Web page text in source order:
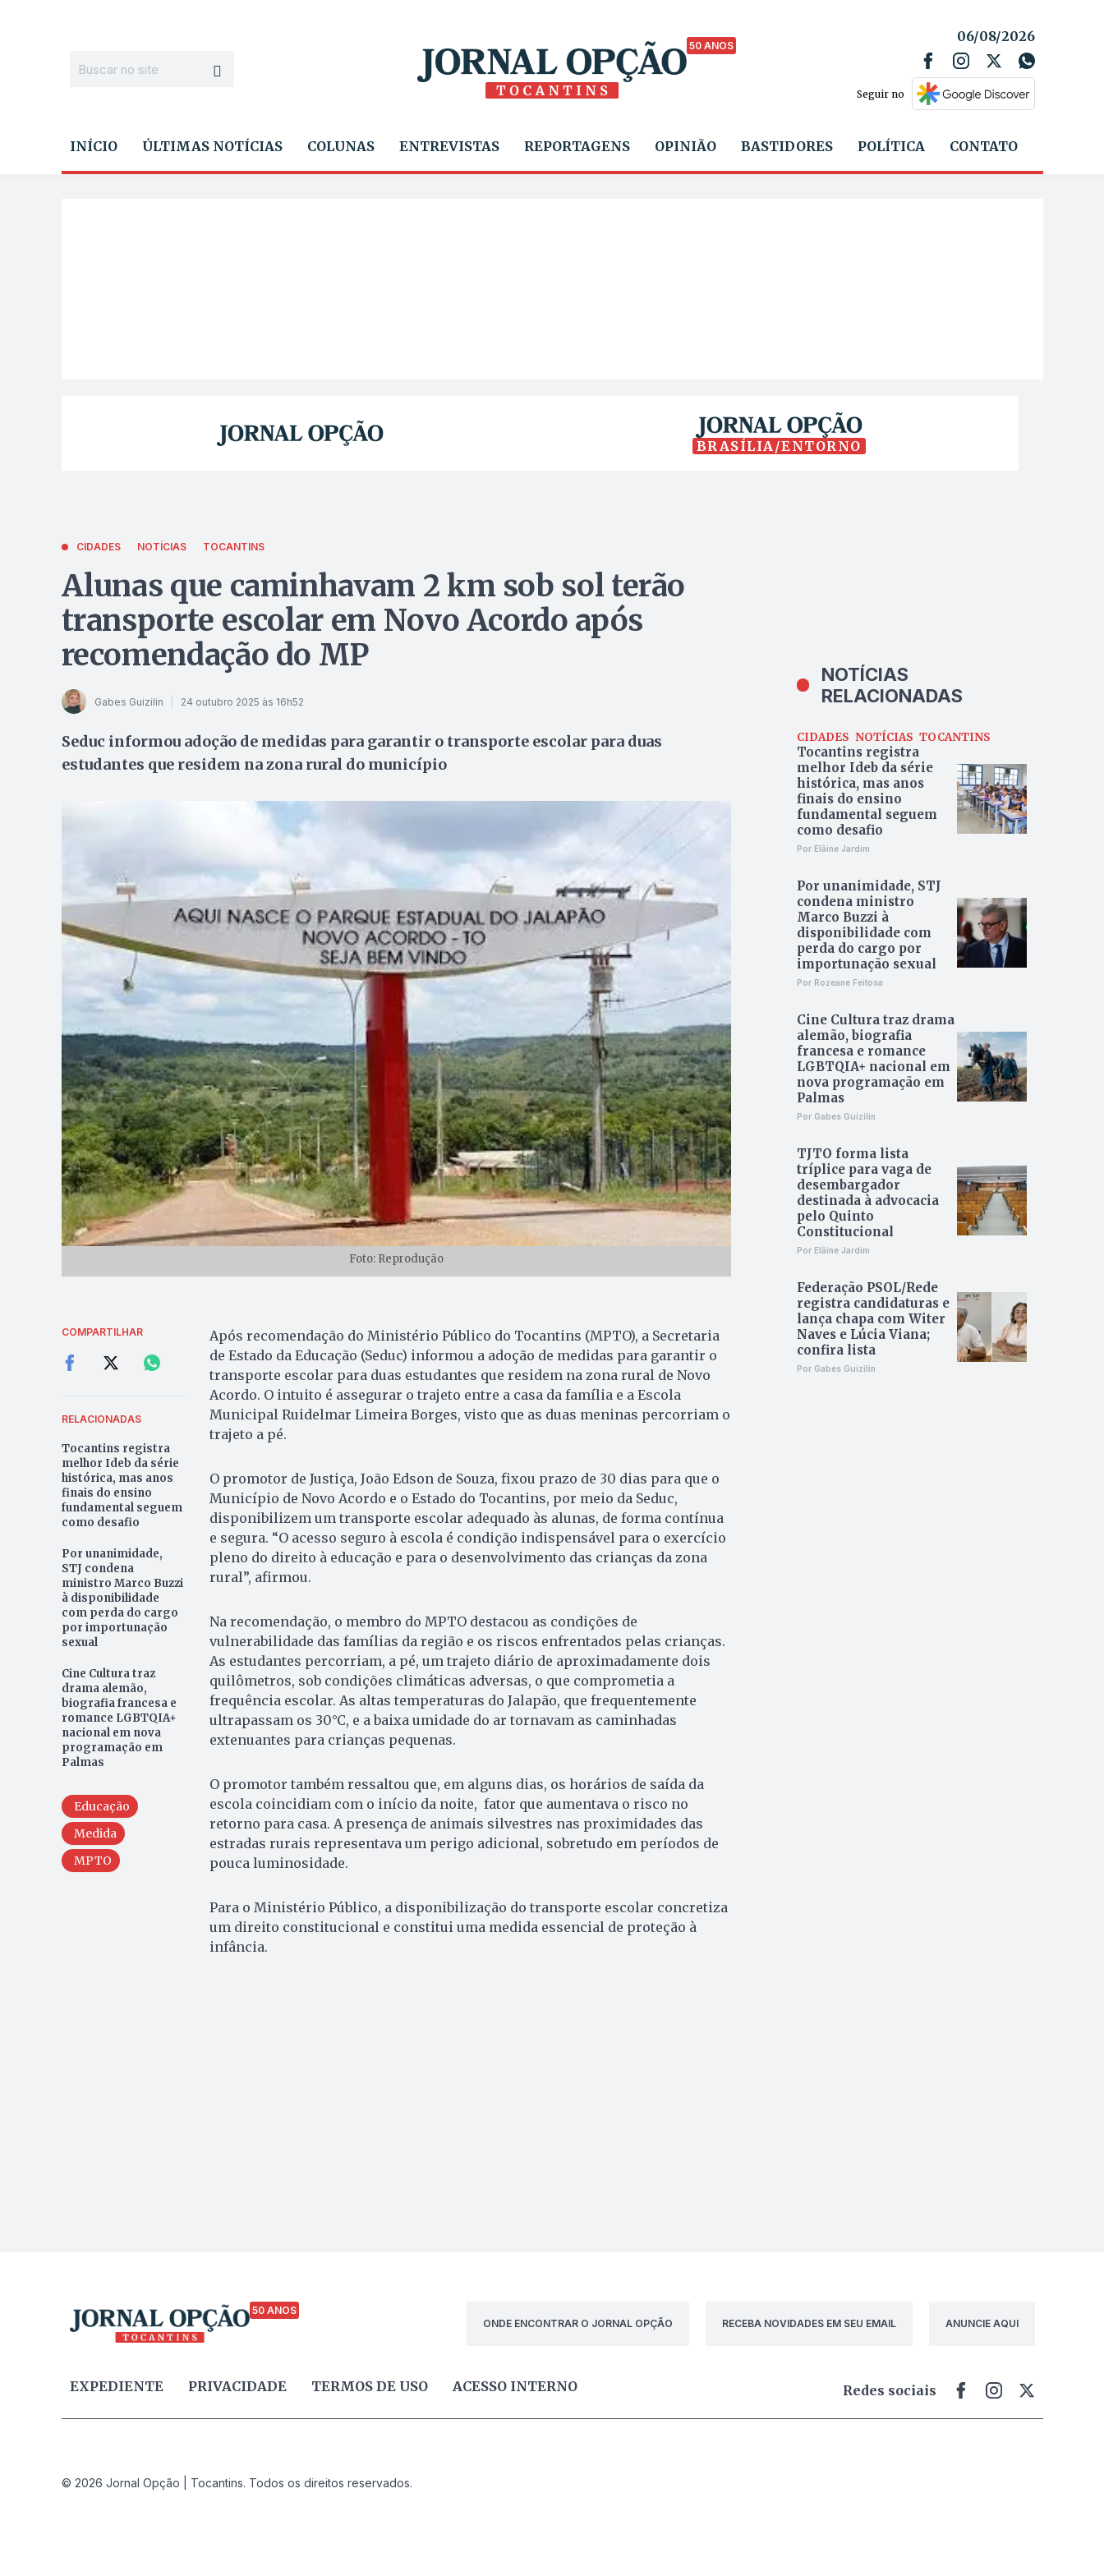
50 ANOS
06/08/2026
Seguir no
INÍCIO ÚLTIMAS NOTÍCIAS COLUNAS ENTREVISTAS REPORTAGENS OPINIÃO BASTIDORES POLÍTICA CONTATO
BRASÍLIA/ENTORNO
CIDADES NOTÍCIAS TOCANTINS
Alunas que caminhavam 2 km sob sol terão
transporte escolar em Novo Acordo após
recomendação do MP
Gabes Guizilin 24 outubro 2025 às 16h52
Seduc informou adoção de medidas para garantir o transporte escolar para duas
estudantes que residem na zona rural do município
Foto: Reprodução
COMPARTILHAR
RELACIONADAS
Tocantins registra
melhor Ideb da série
histórica, mas anos
finais do ensino
fundamental seguem
como desafio
Por unanimidade,
STJ condena
ministro Marco Buzzi
à disponibilidade
com perda do cargo
por importunação
sexual
Cine Cultura traz
drama alemão,
biografia francesa e
romance LGBTQIA+
nacional em nova
programação em
Palmas
Educação
Medida
MPTO
Após recomendação do Ministério Público do Tocantins (MPTO), a Secretaria
de Estado da Educação (Seduc) informou a adoção de medidas para garantir o
transporte escolar para duas estudantes que residem na zona rural de Novo
Acordo. O intuito é assegurar o trajeto entre a casa da família e a Escola
Municipal Ruidelmar Limeira Borges, visto que as duas meninas percorriam o
trajeto a pé.
O promotor de Justiça, João Edson de Souza, fixou prazo de 30 dias para que o
Município de Novo Acordo e o Estado do Tocantins, por meio da Seduc,
disponibilizem um transporte escolar adequado às alunas, de forma contínua
e segura. “O acesso seguro à escola é condição indispensável para o exercício
pleno do direito à educação e para o desenvolvimento das crianças da zona
rural”, afirmou.
Na recomendação, o membro do MPTO destacou as condições de
vulnerabilidade das famílias da região e os riscos enfrentados pelas crianças.
As estudantes percorriam, a pé, um trajeto diário de aproximadamente dois
quilômetros, sob condições climáticas adversas, o que comprometia a
frequência escolar. As altas temperaturas do Jalapão, que frequentemente
ultrapassam os 30°C, e a baixa umidade do ar tornavam as caminhadas
extenuantes para crianças pequenas.
O promotor também ressaltou que, em alguns dias, os horários de saída da
escola coincidiam com o início da noite, fator que aumentava o risco no
retorno para casa. A presença de animais silvestres nas proximidades das
estradas rurais representava um perigo adicional, sobretudo em períodos de
pouca luminosidade.
Para o Ministério Público, a disponibilização do transporte escolar concretiza
um direito constitucional e constitui uma medida essencial de proteção à
infância.
NOTÍCIAS
RELACIONADAS
CIDADES NOTÍCIAS TOCANTINS
Tocantins registra
melhor Ideb da série
histórica, mas anos
finais do ensino
fundamental seguem
como desafio
Por Elâine Jardim
Por unanimidade, STJ
condena ministro
Marco Buzzi à
disponibilidade com
perda do cargo por
importunação sexual
Por Rozeane Feitosa
Cine Cultura traz drama
alemão, biografia
francesa e romance
LGBTQIA+ nacional em
nova programação em
Palmas
Por Gabes Guizilin
TJTO forma lista
tríplice para vaga de
desembargador
destinada à advocacia
pelo Quinto
Constitucional
Por Elâine Jardim
Federação PSOL/Rede
registra candidaturas e
lança chapa com Witer
Naves e Lúcia Viana;
confira lista
Por Gabes Guizilin
50 ANOS
ONDE ENCONTRAR O JORNAL OPÇÃO
RECEBA NOVIDADES EM SEU EMAIL ANUNCIE AQUI
EXPEDIENTE PRIVACIDADE TERMOS DE USO ACESSO INTERNO Redes sociais
© 2026 Jornal Opção | Tocantins. Todos os direitos reservados.